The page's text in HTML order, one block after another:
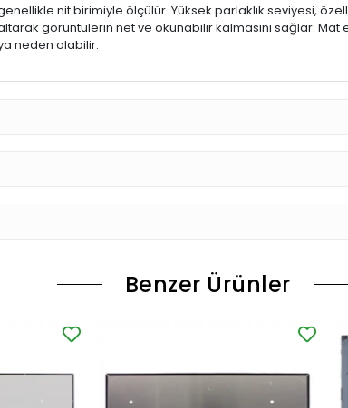
genellikle nit birimiyle ölçülür. Yüksek parlaklık seviyesi,
görüntülerin net ve okunabilir kalmasını sağlar.
neden olabilir.
Benzer Ürünler